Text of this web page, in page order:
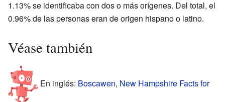
1.13% se identificaba con dos o más orígenes. Del total, el
0.96% de las personas eran de origen hispano o latino.
Véase también
En inglés: Boscawen, New Hampshire Facts for